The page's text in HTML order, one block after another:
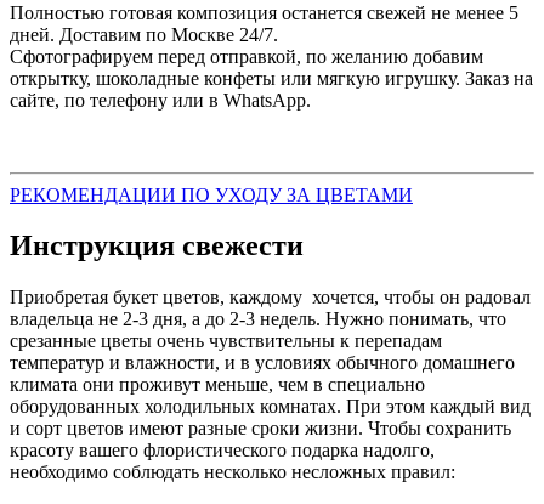
Полностью готовая композиция останется свежей не менее 5
дней. Доставим по Москве 24/7.
Сфотографируем перед отправкой, по желанию добавим
открытку, шоколадные конфеты или мягкую игрушку. Заказ на
сайте, по телефону или в WhatsApp.
РЕКОМЕНДАЦИИ ПО УХОДУ ЗА ЦВЕТАМИ
Инструкция свежести
Приобретая букет цветов, каждому хочется, чтобы он радовал
владельца не 2-3 дня, а до 2-3 недель. Нужно понимать, что
срезанные цветы очень чувствительны к перепадам
температур и влажности, и в условиях обычного домашнего
климата они проживут меньше, чем в специально
оборудованных холодильных комнатах. При этом каждый вид
и сорт цветов имеют разные сроки жизни. Чтобы сохранить
красоту вашего флористического подарка надолго,
необходимо соблюдать несколько несложных правил: